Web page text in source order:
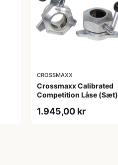
CROSSMAXX
Crossmaxx Calibrated
Competition Låse (Sæt)
1.945,00 kr